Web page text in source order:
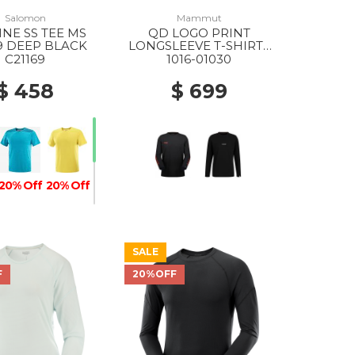
Salomon
SS TEE MS
DEEP BLACK
C21169
458
Off 20% Off
Mammut
QD LOGO PRINT
LONGSLEEVE T-SHIRTS
AF MS 00756 BLACK-
1016-01030
$ 699
SALE
20%OFF